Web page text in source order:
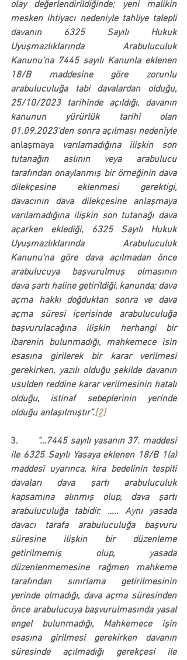
olay değerlendirildiğinde; yeni malikin
mesken ihtiyacı nedeniyle tahliye talepli
davanın 6325 Sayılı Hukuk
Uyuşmazlıklarında Arabuluculuk
Kanunu’na 7445 sayılı Kanunla eklenen
18/B maddesine göre zorunlu
arabuluculuğa tabi davalardan olduğu,
25/10/2023 tarihinde açıldığı, davanın
kanunun yürürlük tarihi olan
01.09.2023'den sonra açılması nedeniyle
anlaşmaya varılamadığına ilişkin son
tutanağın aslının veya arabulucu
tarafından onaylanmış bir örneğinin dava
dilekçesine eklenmesi gerektigi,
davacının dava dilekçesine anlaşmaya
varılamadığına ilişkin son tutanağı dava
açarken eklediği, 6325 Sayılı Hukuk
Uyuşmazlıklarında Arabuluculuk
Kanunu'na göre dava açılmadan önce
arabulucuya başvurulmuş olmasının
dava şartı haline getirildiği, kanunda; dava
açma hakkı doğduktan sonra ve dava
açma süresi içerisinde arabuluculuğa
başvurulacağına ilişkin herhangi bir
ibarenin bulunmadığı, mahkemece isin
esasına girilerek bir karar verilmesi
gerekirken, yazılı olduğu şekilde davanın
usulden reddine karar verilmesinin hatalı
olduğu, istinaf sebeplerinin yerinde
olduğu anlaşılmıştır”.[2]
3.
“…7445 sayılı yasanın 37. maddesi
ile 6325 Sayılı Yasaya eklenen 18/B 1(a)
maddesi uyarınca, kira bedelinin tespiti
davaları dava şartı arabuluculuk
kapsamına alınmış olup, dava şartı
arabuluculuğa tabidir. ….. Aynı yasada
davacı tarafa arabuluculuğa başvuru
süresine ilişkin bir düzenleme
getirilmemiş olup, yasada
düzenlenmemesine rağmen mahkeme
tarafından sınırlama getirilmesinin
yerinde olmadığı, dava açma süresinden
önce arabulucuya başvurulmasında yasal
engel bulunmadığı, Mahkemece işin
esasına girilmesi gerekirken davanın
süresinde açılmadığı gerekçesi ile